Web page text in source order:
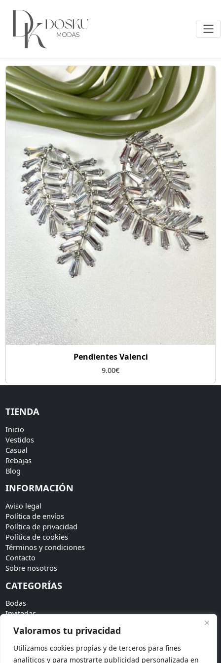
Valoramos tu privacidad
Utilizamos cookies propias y de terceros para fines
analíticos y para mostrarte publicidad personalizada en
Pendientes Valenci
9.00€
TIENDA
Inicio
Vestidos
Casual
Rebajas
Blog
INFORMACIÓN
Aviso legal
Política de envíos
Política de privacidad
Política de cookies
Términos y condiciones
Contacto
Sobre nosotros
CATEGORÍAS
Bodas
Invitadas
Tendencias
SÍGUENOS